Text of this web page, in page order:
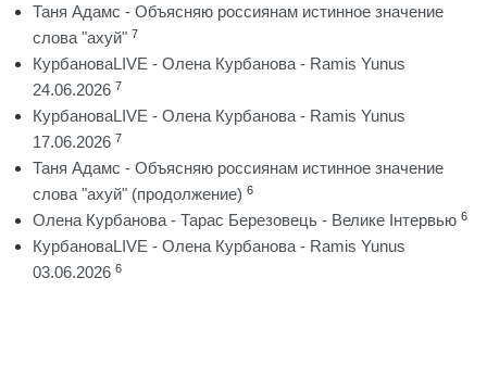
Таня Адамс - Объясняю россиянам истинное значение
слова "ахуй" 7
КурбановаLIVE - Олена Курбанова - Ramis Yunus
24.06.2026 7
КурбановаLIVE - Олена Курбанова - Ramis Yunus
17.06.2026 7
Таня Адамс - Объясняю россиянам истинное значение
слова "ахуй" (продолжение) 6
Олена Курбанова - Тарас Березовець - Велике Інтервью 6
КурбановаLIVE - Олена Курбанова - Ramis Yunus
03.06.2026 6